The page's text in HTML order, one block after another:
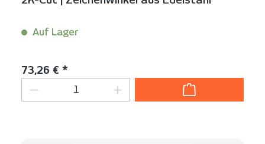
Auf Lager
Regulärer Preis:
73,26 € *
Produkt Anzahl: Gib den